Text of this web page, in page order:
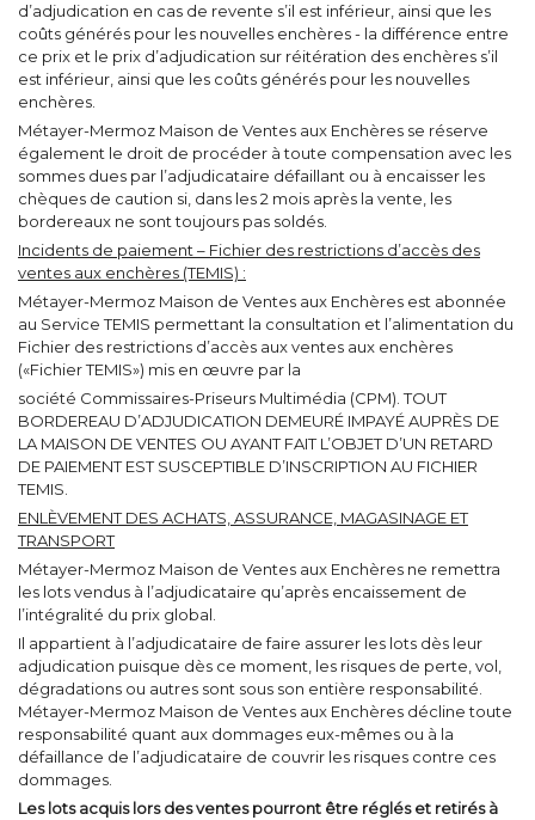
d’adjudication en cas de revente s’il est inférieur, ainsi que les
coûts générés pour les nouvelles enchères - la différence entre
ce prix et le prix d’adjudication sur réitération des enchères s’il
est inférieur, ainsi que les coûts générés pour les nouvelles
enchères.
Métayer-Mermoz Maison de Ventes aux Enchères se réserve
également le droit de procéder à toute compensation avec les
sommes dues par l’adjudicataire défaillant ou à encaisser les
chèques de caution si, dans les 2 mois après la vente, les
bordereaux ne sont toujours pas soldés.
Incidents de paiement – Fichier des restrictions d’accès des
ventes aux enchères (TEMIS) :
Métayer-Mermoz Maison de Ventes aux Enchères est abonnée
au Service TEMIS permettant la consultation et l’alimentation du
Fichier des restrictions d’accès aux ventes aux enchères
(«Fichier TEMIS») mis en œuvre par la
société Commissaires-Priseurs Multimédia (CPM). TOUT
BORDEREAU D’ADJUDICATION DEMEURÉ IMPAYÉ AUPRÈS DE
LA MAISON DE VENTES OU AYANT FAIT L’OBJET D’UN RETARD
DE PAIEMENT EST SUSCEPTIBLE D’INSCRIPTION AU FICHIER
TEMIS.
ENLÈVEMENT DES ACHATS, ASSURANCE, MAGASINAGE ET
TRANSPORT
Métayer-Mermoz Maison de Ventes aux Enchères ne remettra
les lots vendus à l’adjudicataire qu’après encaissement de
l’intégralité du prix global.
Il appartient à l’adjudicataire de faire assurer les lots dès leur
adjudication puisque dès ce moment, les risques de perte, vol,
dégradations ou autres sont sous son entière responsabilité.
Métayer-Mermoz Maison de Ventes aux Enchères décline toute
responsabilité quant aux dommages eux-mêmes ou à la
défaillance de l’adjudicataire de couvrir les risques contre ces
dommages.
Les lots acquis lors des ventes pourront être réglés et retirés à